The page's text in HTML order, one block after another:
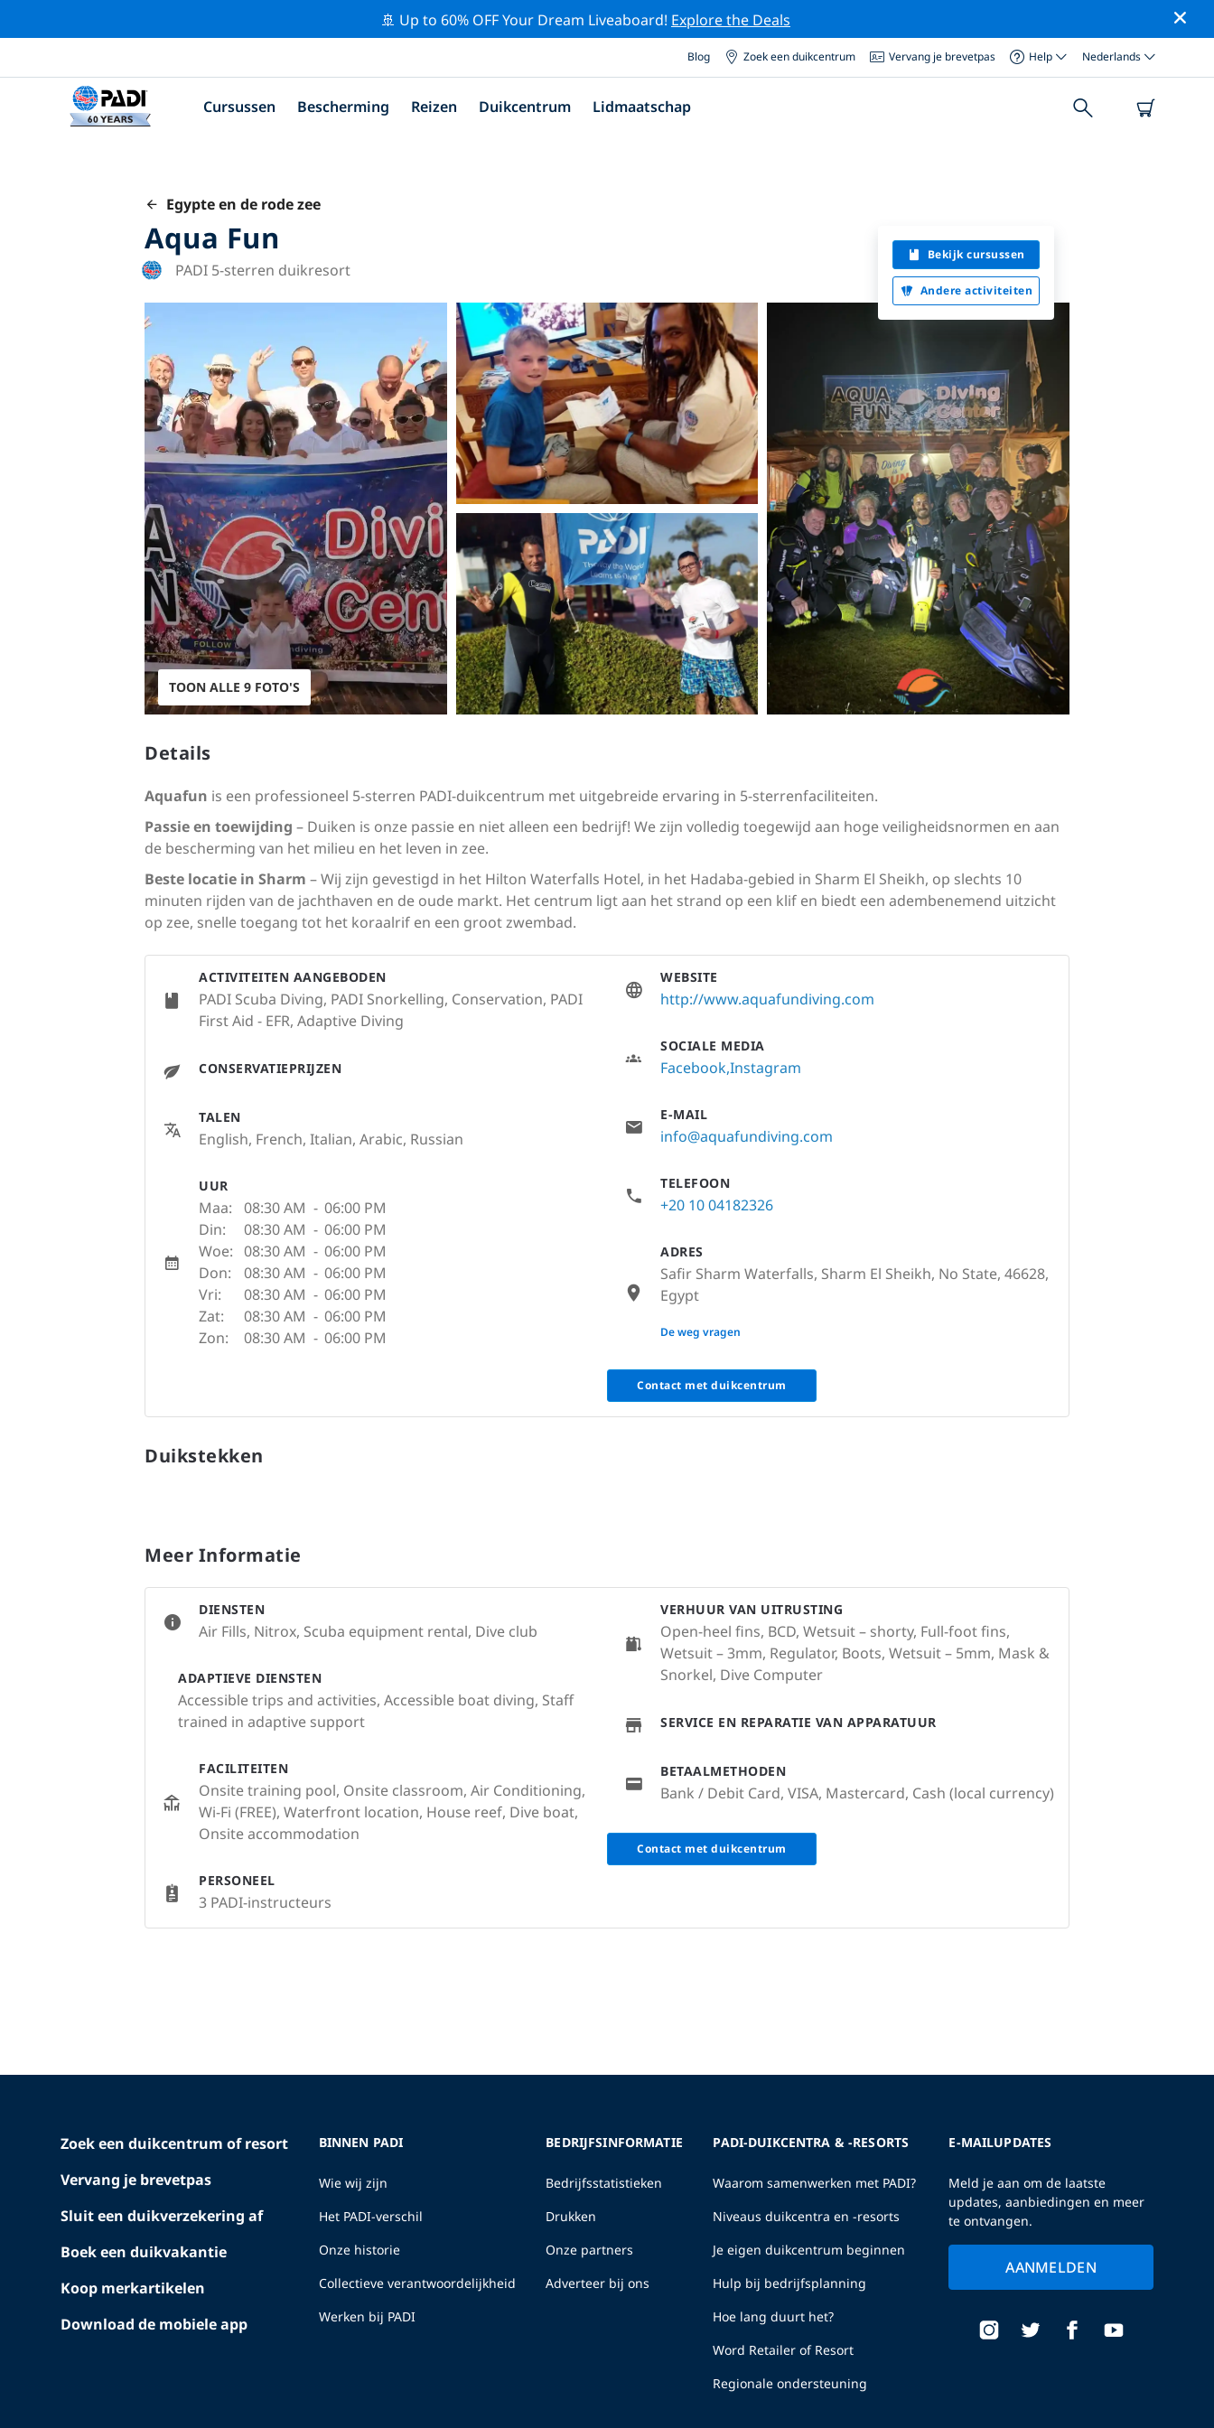
🚢 Up to 60% OFF Your Dream Liveaboard! Explore the Deals
Blog Zoek een duikcentrum Vervang je brevetpas Help Nederlands
Cursussen Bescherming Reizen Duikcentrum Lidmaatschap
Egypte en de rode zee
Aqua Fun
PADI 5-sterren duikresort
Bekijk cursussen
Andere activiteiten
TOON ALLE 9 FOTO'S
Details
Aquafun is een professioneel 5-sterren PADI-duikcentrum met uitgebreide ervaring in 5-sterrenfaciliteiten.
Passie en toewijding – Duiken is onze passie en niet alleen een bedrijf! We zijn volledig toegewijd aan hoge veiligheidsnormen en aan
de bescherming van het milieu en het leven in zee.
Beste locatie in Sharm – Wij zijn gevestigd in het Hilton Waterfalls Hotel, in het Hadaba-gebied in Sharm El Sheikh, op slechts 10
minuten rijden van de jachthaven en de oude markt. Het centrum ligt aan het strand op een klif en biedt een adembenemend uitzicht
op zee, snelle toegang tot het koraalrif en een groot zwembad.
ACTIVITEITEN AANGEBODEN
PADI Scuba Diving, PADI Snorkelling, Conservation, PADI
First Aid - EFR, Adaptive Diving
CONSERVATIEPRIJZEN
TALEN
English, French, Italian, Arabic, Russian
UUR
Maa: 08:30 AM - 06:00 PM
Din:
08:30 AM - 06:00 PM
Woe: 08:30 AM - 06:00 PM
Don:
08:30 AM - 06:00 PM
Vri:
08:30 AM - 06:00 PM
Zat:
08:30 AM - 06:00 PM
Zon:
08:30 AM - 06:00 PM
WEBSITE
http://www.aquafundiving.com
SOCIALE MEDIA
FacebookInstagram
E-MAIL
info@aquafundiving.com
TELEFOON
+20 10 04182326
ADRES
Safir Sharm Waterfalls, Sharm El Sheikh, No State, 46628,
Egypt
None
De weg vragen
Contact met duikcentrum
Duikstekken
Meer Informatie
DIENSTEN
Air Fills, Nitrox, Scuba equipment rental, Dive club
ADAPTIEVE DIENSTEN
Accessible trips and activities, Accessible boat diving, Staff
trained in adaptive support
FACILITEITEN
Onsite training pool, Onsite classroom, Air Conditioning,
Wi-Fi (FREE), Waterfront location, House reef, Dive boat,
Onsite accommodation
PERSONEEL
3 PADI-instructeurs
VERHUUR VAN UITRUSTING
Open-heel fins, BCD, Wetsuit – shorty, Full-foot fins,
Wetsuit – 3mm, Regulator, Boots, Wetsuit – 5mm, Mask &
Snorkel, Dive Computer
SERVICE EN REPARATIE VAN APPARATUUR
BETAALMETHODEN
Bank / Debit Card, VISA, Mastercard, Cash (local currency)
Contact met duikcentrum
Zoek een duikcentrum of resort
Vervang je brevetpas
Sluit een duikverzekering af
Boek een duikvakantie
Koop merkartikelen
Download de mobiele app
BINNEN PADI
Wie wij zijn
Het PADI-verschil
Onze historie
Collectieve verantwoordelijkheid
Werken bij PADI
BEDRIJFSINFORMATIE
Bedrijfsstatistieken
Drukken
Onze partners
Adverteer bij ons
PADI-DUIKCENTRA & -RESORTS
Waarom samenwerken met PADI?
Niveaus duikcentra en -resorts
Je eigen duikcentrum beginnen
Hulp bij bedrijfsplanning
Hoe lang duurt het?
Word Retailer of Resort
Regionale ondersteuning
E-MAILUPDATES
Meld je aan om de laatste
updates, aanbiedingen en meer
te ontvangen.
AANMELDEN